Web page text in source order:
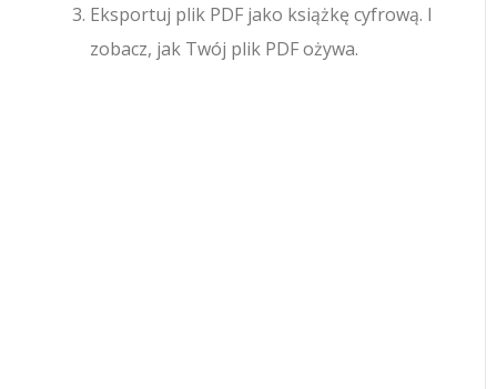
Eksportuj plik PDF jako książkę cyfrową. I
zobacz, jak Twój plik PDF ożywa.